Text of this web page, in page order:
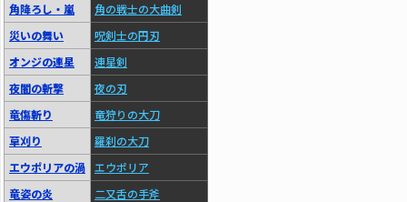
角降ろし・嵐
角の戦士の大曲剣
災いの舞い
呪剣士の円刃
オンジの連星
連星剣
夜闇の斬撃
夜の刃
竜傷斬り
竜狩りの大刀
草刈り
羅刹の大刀
エウポリアの渦 エウポリア
竜姿の炎
二又舌の手斧